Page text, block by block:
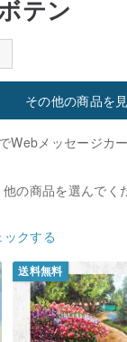
テン
その他の商品を
Webメッセージカ
の商品を選んでく
ックする
送料無料